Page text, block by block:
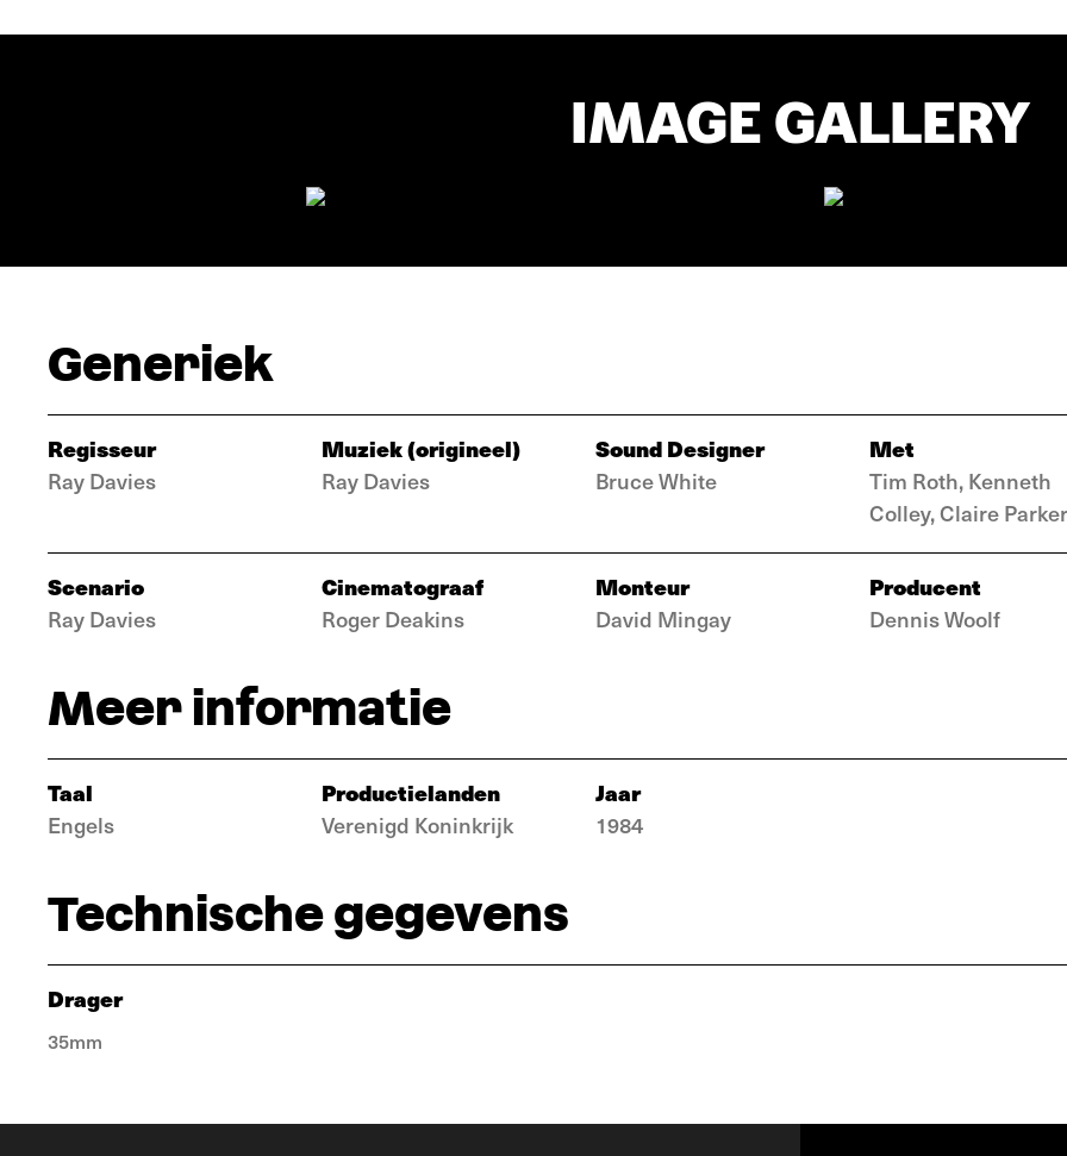
IMAGE GALLERY
Generiek
Regisseur
Ray Davies
Muziek (origineel)
Ray Davies
Sound Designer
Bruce White
Met
Tim Roth, Kenneth
Colley, Claire Parker
Scenario
Ray Davies
Cinematograaf
Roger Deakins
Monteur
David Mingay
Producent
Dennis Woolf
Meer informatie
Taal
Engels
Productielanden
Verenigd Koninkrijk
Jaar
1984
Technische gegevens
Drager
35mm